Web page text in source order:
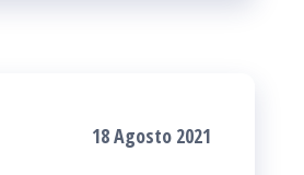
18 Agosto 2021